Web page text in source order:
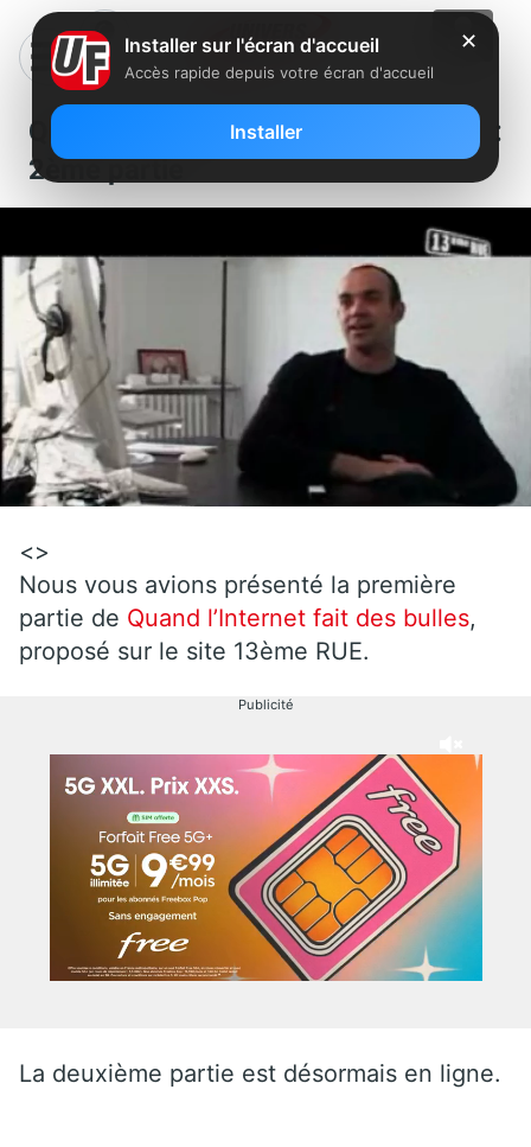
Quand l’Internet fait des bulles :
2ème partie
<>
Nous vous avions présenté la première
partie de Quand l’Internet fait des bulles,
proposé sur le site 13ème RUE.
Publicité
La deuxième partie est désormais en ligne.
✕
Installer sur l'écran d'accueil
Accès rapide depuis votre écran d'accueil
Installer